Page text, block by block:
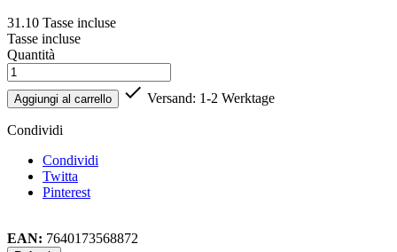
31.10 Tasse incluse
Tasse incluse
Quantità
Aggiungi al carrello  Versand: 1-2 Werktage
Condividi
Condividi
Twitta
Pinterest
EAN: 7640173568872